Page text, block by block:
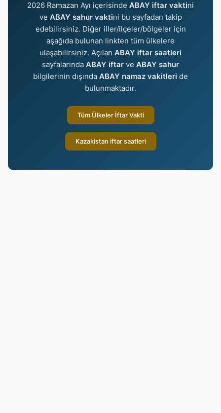
2026 Ramazan Ayı içerisinde ABAY iftar vaktini
ve ABAY sahur vaktini bu sayfadan takip
edebilirsiniz. Diğer iller/ilçeler/bölgeler için
aşağıda bulunan linkten tüm ülkelere
ulaşabilirsiniz. Açılan ABAY iftar saatleri
sayfalarında ABAY iftar ve ABAY sahur
bilgilerinin dışında ABAY namaz vakitleri de
bulunmaktadır.
Tüm Ülkeler İftar Vakti
Kazakistan iftar saatleri